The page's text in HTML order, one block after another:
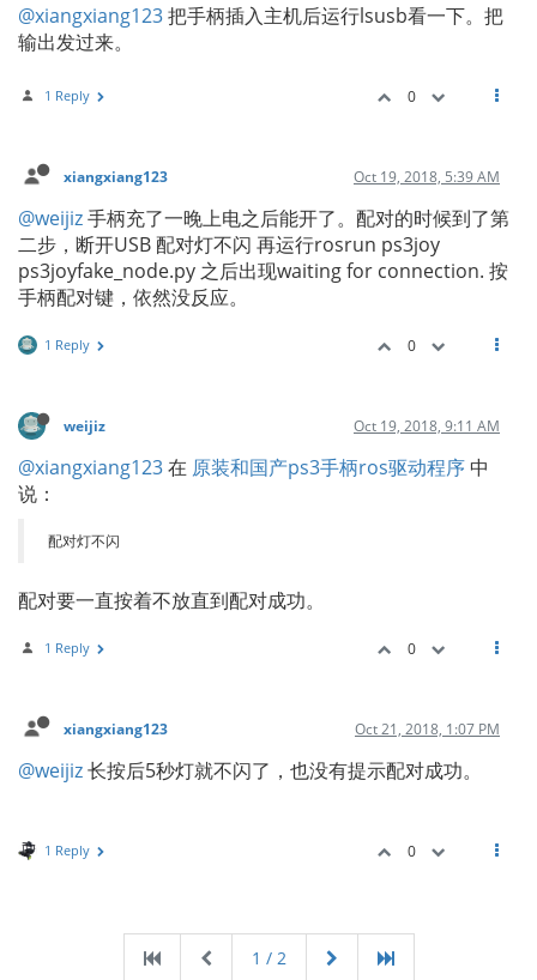
@xiangxiang123把手柄插入主机后运行lsusb看一下。把
输出发过来。
1 Reply 0
xiangxiang123 Oct 19, 2018, 5:39 AM
@weijiz手柄充了一晚上电之后能开了。配对的时候到了第
二步，断开USB 配对灯不闪 再运行rosrun ps3joy
ps3joyfake_node.py 之后出现waiting for connection. 按
手柄配对键，依然没反应。
1 Reply 0
weijiz Oct 19, 2018, 9:11 AM
@xiangxiang123在 原装和国产ps3手柄ros驱动程序 中
说：
配对灯不闪
配对要一直按着不放直到配对成功。
1 Reply 0
xiangxiang123 Oct 21, 2018, 1:07 PM
@weijiz长按后5秒灯就不闪了，也没有提示配对成功。
1 Reply 0
1 / 2